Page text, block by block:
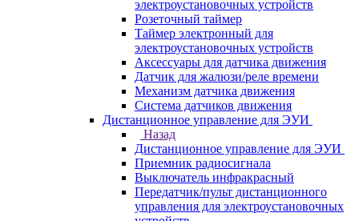
электроустановочных устройств
Розеточный таймер
Таймер электронный для
электроустановочных устройств
Аксессуары для датчика движения
Датчик для жалюзи/реле времени
Механизм датчика движения
Система датчиков движения
Дистанционное управление для ЭУИ
Назад
Дистанционное управление для ЭУИ
Приемник радиосигнала
Выключатель инфракрасный
Передатчик/пульт дистанционного
управления для электроустановочных